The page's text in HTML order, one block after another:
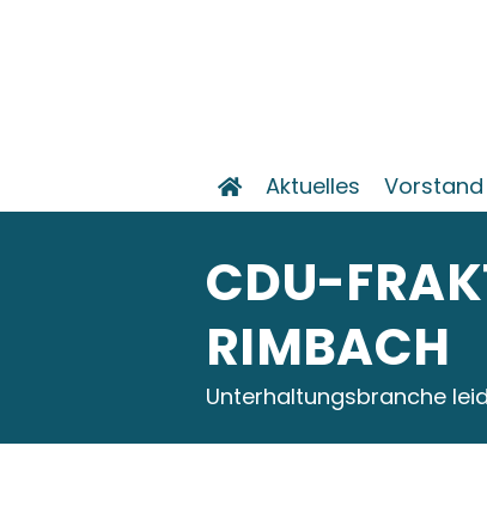
Aktuelles Vorstand
CDU-
RIMBACH
Unterhaltungsbranche